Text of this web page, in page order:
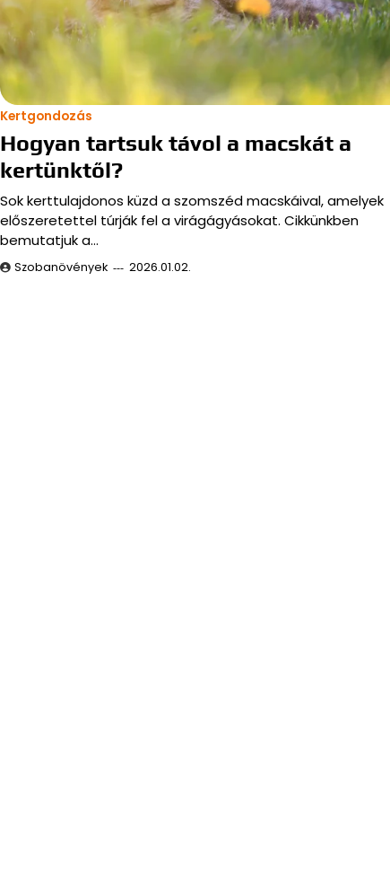
Kertgondozás
Hogyan tartsuk távol a macskát a
kertünktől?
Sok kerttulajdonos küzd a szomszéd macskáival, amelyek
előszeretettel túrják fel a virágágyásokat. Cikkünkben
bemutatjuk a…
Szobanövények 2026.01.02.